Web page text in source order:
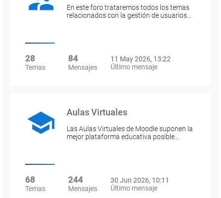
En este foro trataremos todos los temas
relacionados con la gestión de usuarios…
28
Temas
84
Mensajes
11 May 2026, 13:22
Último mensaje
Aulas Virtuales
Las Aulas Virtuales de Moodle suponen la
mejor plataforma educativa posible…
68
Temas
244
Mensajes
30 Jun 2026, 10:11
Último mensaje